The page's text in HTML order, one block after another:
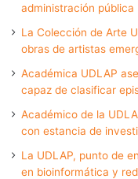
administración pública
La Colección de Arte
obras de artistas
Académica UDLAP
capaz de clasificar
Académico de la
con estancia de
La UDLAP, punto de
en bioinformática y